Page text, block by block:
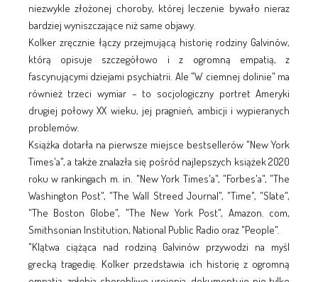
niezwykle złożonej choroby, której leczenie bywało nieraz
bardziej wyniszczające niż same objawy.
Kolker zręcznie łączy przejmującą historię rodziny Galvinów,
którą opisuje szczegółowo i z ogromną empatią, z
fascynującymi dziejami psychiatrii. Ale "W ciemnej dolinie" ma
również trzeci wymiar – to socjologiczny portret Ameryki
drugiej połowy XX wieku, jej pragnień, ambicji i wypieranych
problemów.
Książka dotarła na pierwsze miejsce bestsellerów "New York
Times'a", a także znalazła się pośród najlepszych książek 2020
roku w rankingach m. in. "New York Times'a", "Forbes'a", "The
Washington Post", "The Wall Streed Journal", "Time", "Slate",
"The Boston Globe", "The New York Post", Amazon. com,
Smithsonian Institution, National Public Radio oraz "People".
"Klątwa ciążąca nad rodziną Galvinów przywodzi na myśl
grecką tragedię. Kolker przedstawia ich historię z ogromną